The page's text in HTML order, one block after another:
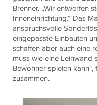
Brenner. „Wir entwerfen
Inneneinrichtung.“ Das
anspruchsvolle
eingepasste Einbauten
schaffen aber auch eine
muss wie eine Leinwand
Bewohner spielen
zusammen.